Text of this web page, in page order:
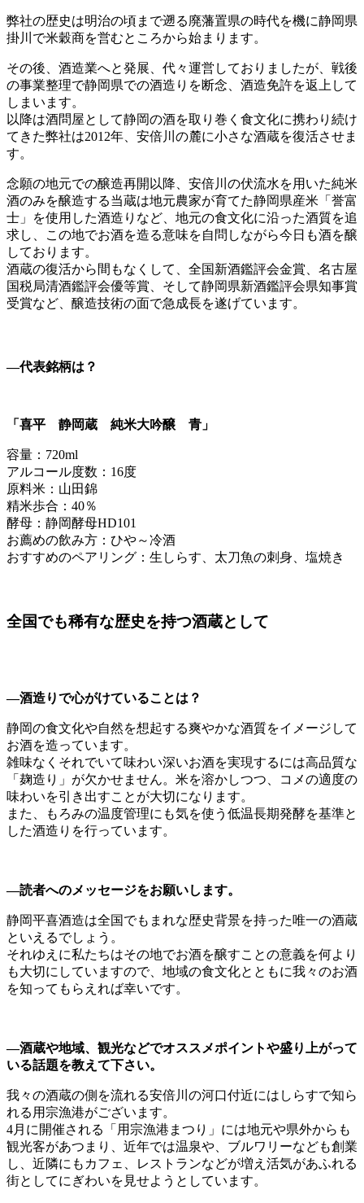
弊社の歴史は明治の頃まで遡る廃藩置県の時代を機に静岡県
掛川で米穀商を営むところから始まります。
その後、酒造業へと発展、代々運営しておりましたが、戦後
の事業整理で静岡県での酒造りを断念、酒造免許を返上して
しまいます。
以降は酒問屋として静岡の酒を取り巻く食文化に携わり続け
てきた弊社は2012年、安倍川の麓に小さな酒蔵を復活させま
す。
念願の地元での醸造再開以降、安倍川の伏流水を用いた純米
酒のみを醸造する当蔵は地元農家が育てた静岡県産米「誉富
士」を使用した酒造りなど、地元の食文化に沿った酒質を追
求し、この地でお酒を造る意味を自問しながら今日も酒を醸
しております。
酒蔵の復活から間もなくして、全国新酒鑑評会金賞、名古屋
国税局清酒鑑評会優等賞、そして静岡県新酒鑑評会県知事賞
受賞など、醸造技術の面で急成長を遂げています。
―代表銘柄は？
「 喜平 静岡蔵 純米大吟醸 青 」
容量：720ml
アルコール度数：16度
原料米：山田錦
精米歩合：40％
酵母：静岡酵母HD101
お薦めの飲み方：ひや～冷酒
おすすめのペアリング：生しらす、太刀魚の刺身、塩焼き
全国でも稀有な歴史を持つ酒蔵として
―酒造りで心がけていることは？
静岡の食文化や自然を想起する爽やかな酒質をイメージして
お酒を造っています。
雑味なくそれでいて味わい深いお酒を実現するには高品質な
「麹造り」が欠かせません。米を溶かしつつ、コメの適度の
味わいを引き出すことが大切になります。
また、もろみの温度管理にも気を使う低温長期発酵を基準と
した酒造りを行っています。
―読者へのメッセージをお願いします。
静岡平喜酒造は全国でもまれな歴史背景を持った唯一の酒蔵
といえるでしょう。
それゆえに私たちはその地でお酒を醸すことの意義を何より
も大切にしていますので、地域の食文化とともに我々のお酒
を知ってもらえれば幸いです。
―酒蔵や地域、観光などでオススメポイントや盛り上がって
いる話題を教えて下さい。
我々の酒蔵の側を流れる安倍川の河口付近にはしらすで知ら
れる用宗漁港がございます。
4月に開催される「用宗漁港まつり」には地元や県外からも
観光客があつまり、近年では温泉や、ブルワリーなども創業
し、近隣にもカフェ、レストランなどが増え活気があふれる
街としてにぎわいを見せようとしています。